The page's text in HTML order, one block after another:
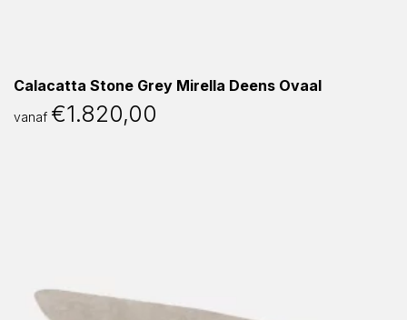
Calacatta Stone Grey Mirella Deens Ovaal
vanaf €1.820,00